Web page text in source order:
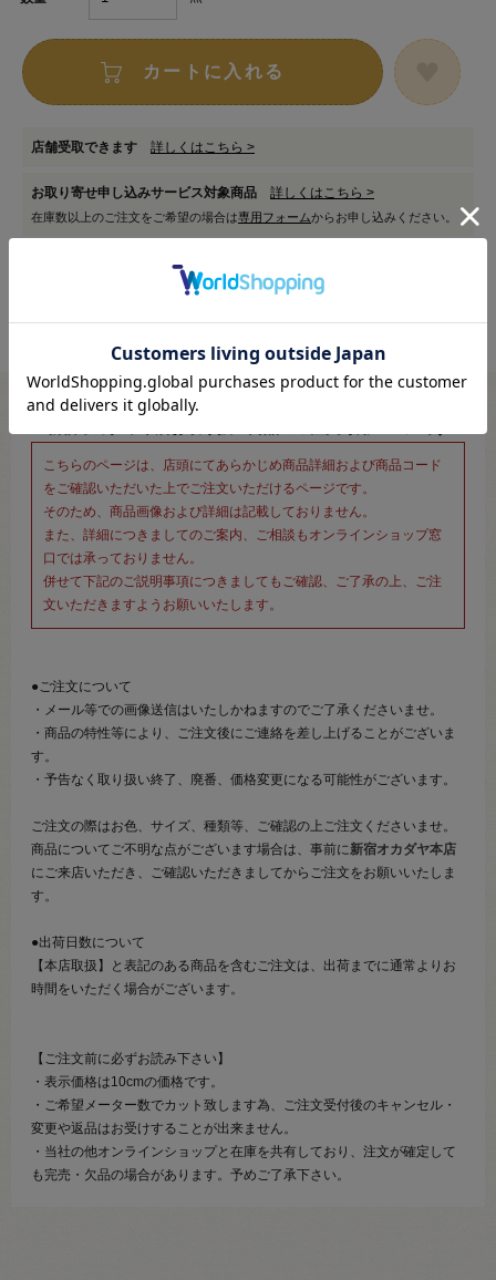
カートに入れる
店舗受取できます 詳しくはこちら >
お取り寄せ申し込みサービス対象商品 詳しくはこちら >
在庫数以上のご注文をご希望の場合は専用フォームからお申し込みください。
こちらのページは、店頭にてあらかじめ商品詳細および商品コード
をご確認いただいた上でご注文いただけるページです。
そのため、商品画像および詳細は記載しておりません。
また、詳細につきましてのご案内、ご相談もオンラインショップ窓
口では承っておりません。
併せて下記のご説明事項につきましてもご確認、ご了承の上、ご注
文いただきますようお願いいたします。
●ご注文について
・メール等での画像送信はいたしかねますのでご了承くださいませ。
・商品の特性等により、ご注文後にご連絡を差し上げることがございま
す。
・予告なく取り扱い終了、廃番、価格変更になる可能性がございます。
ご注文の際はお色、サイズ、種類等、ご確認の上ご注文くださいませ。
商品についてご不明な点がございます場合は、事前に新宿オカダヤ本店
にご来店いただき、ご確認いただきましてからご注文をお願いいたしま
す。
●出荷日数について
【本店取扱】と表記のある商品を含むご注文は、出荷までに通常よりお
時間をいただく場合がございます。
【ご注文前に必ずお読み下さい】
・表示価格は10cmの価格です。
・ご希望メーター数でカット致します為、ご注文受付後のキャンセル・
変更や返品はお受けすることが出来ません。
・当社の他オンラインショップと在庫を共有しており、注文が確定して
も完売・欠品の場合があります。予めご了承下さい。